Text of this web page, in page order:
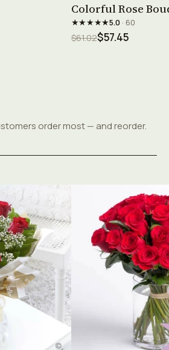
Colorful Rose
★★★★★5.0 · 60
$61.02$57.45
order most — and reorder.